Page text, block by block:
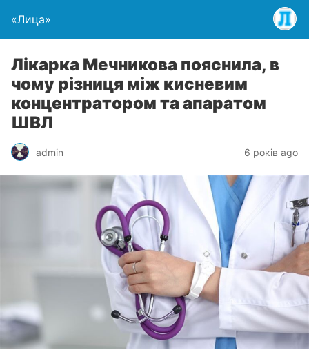
«Лица»
Лікарка Мечникова пояснила, в
чому різниця між кисневим
концентратором та апаратом
ШВЛ
admin 6 років ago